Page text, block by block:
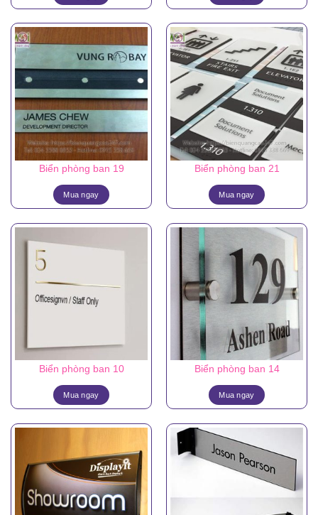
Biển phòng ban 19
Mua ngay
Biển phòng ban 21
Mua ngay
Biển phòng ban 10
Mua ngay
Biển phòng ban 14
Mua ngay